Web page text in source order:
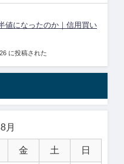
値になったのか｜信用買い
に投稿された
月
金 土 日